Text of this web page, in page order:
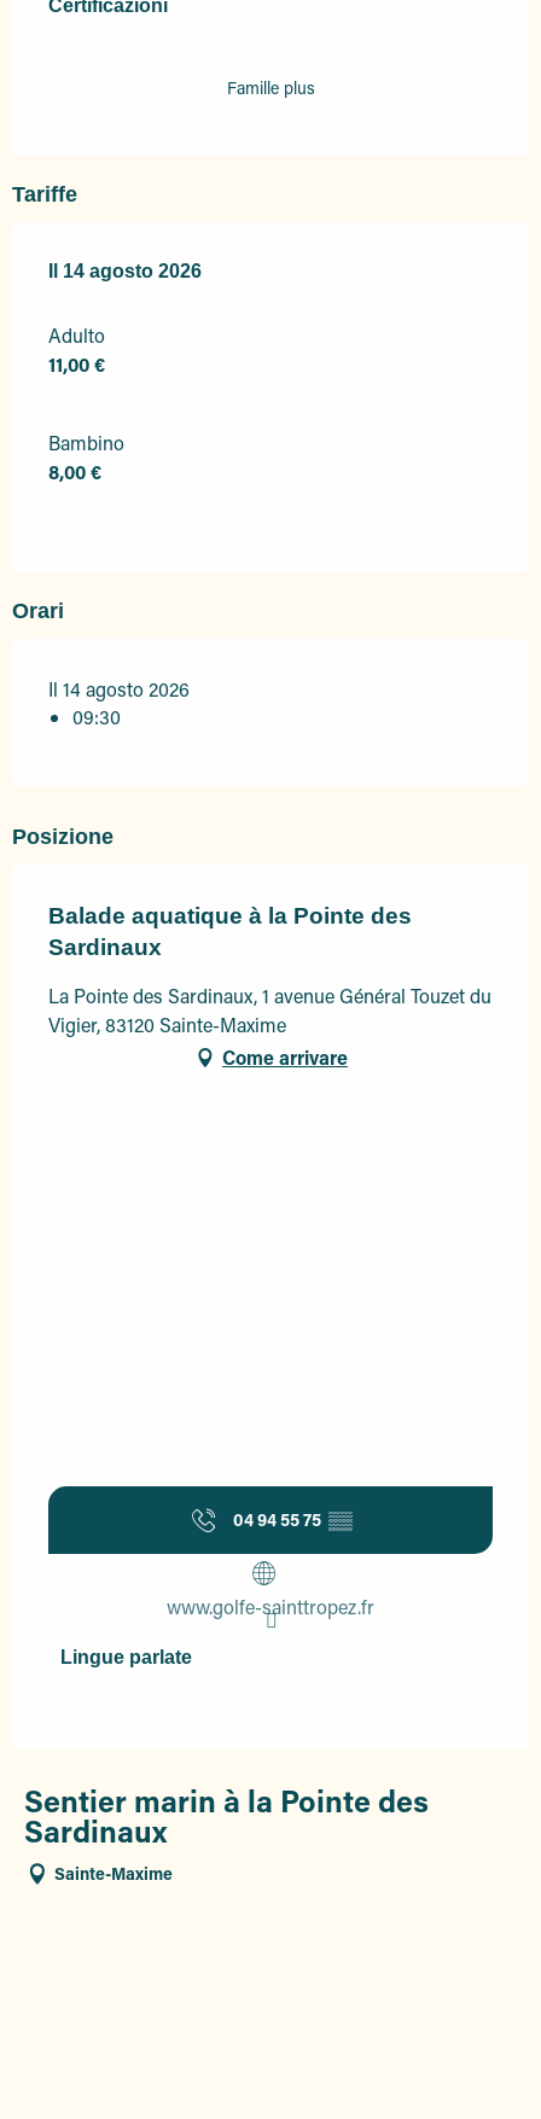
Certificazioni
Certificazioni
Famille plus
Tariffe
14 agosto 2026
14 agosto 2026
Adulto
11,00 €
Bambino
8,00 €
Orari
Il 14 agosto 2026
09:30
Posizione
Balade aquatique à la Pointe des
Sardinaux
La Pointe des Sardinaux, 1 avenue Général Touzet du
Vigier, 83120 Sainte-Maxime
Come arrivare
04 94 55 75 ▒▒
www.golfe-sainttropez.fr
Lingue parlate
Lingue parlate
Sentier marin à la Pointe des
Sardinaux
Sainte-Maxime